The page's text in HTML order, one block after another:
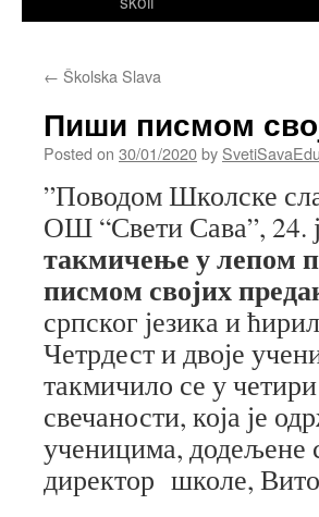
← Školska Slava
Пиши писмом
Posted on 30/01/2020by SvetiSavaEdu
”Поводом Школске
ОШ “Свети Сава”, 24.
такмичење у лепом
писмом својих
српског језика и
Четрдест и двоје
такмичило се у
свечаности, која је
ученицима, додељене
директор школе,